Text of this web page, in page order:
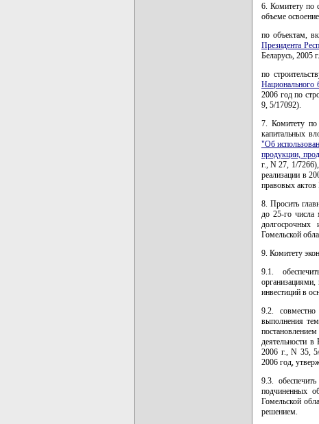
6. Комитету по
объеме
по объектам,
Президента
Беларусь, 2005
по
Национального
2006 год по
9, 5/17092).
7. Комитету по
капитальных
"Об
продукции,
г., N 27, 1/
реализации в
правовых актов
8. Просить
до 25-го числа
долгосрочных
Гомельской
9. Комитету
9.1.
инвестиций в
9.2.
выполнения
деятельности
2006 г., N 35,
2006 год,
9.3.
подчиненных
Гомельской
решением.